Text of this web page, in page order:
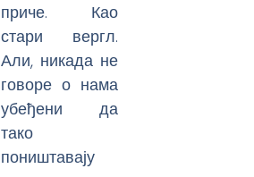
приче. Као
стари вергл.
Али, никада не
говоре о нама
убеђени да
тако
поништавају